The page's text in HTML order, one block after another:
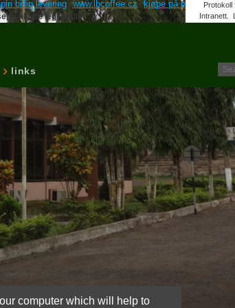
billig levering www.lbcoffee.cz kjøpe på nettet
legemidler
links
Protokoll
Intranett.
computer which will help to